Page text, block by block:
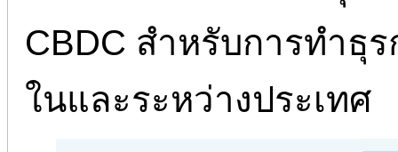
CBDC สำหรับการทำธุ
ในและระหว่างประเทศ